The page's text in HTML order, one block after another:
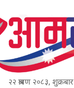
२२ श्रावण २०८३, शुक्रबार